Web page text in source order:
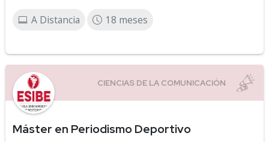
A Distancia 18 meses
Máster en Periodismo Deportivo